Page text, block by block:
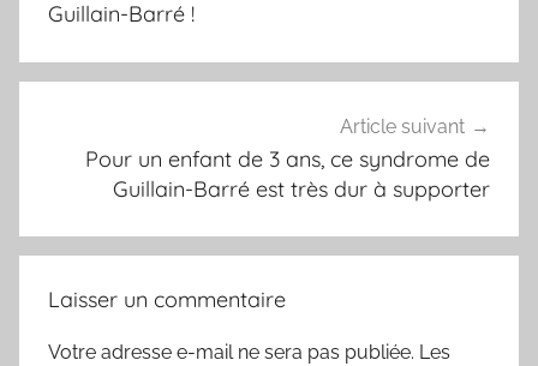
Guillain-Barré !
Article suivant
Pour un enfant de 3 ans, ce syndrome de
Guillain-Barré est très dur à supporter
Laisser un commentaire
Votre adresse e-mail ne sera pas publiée. Les